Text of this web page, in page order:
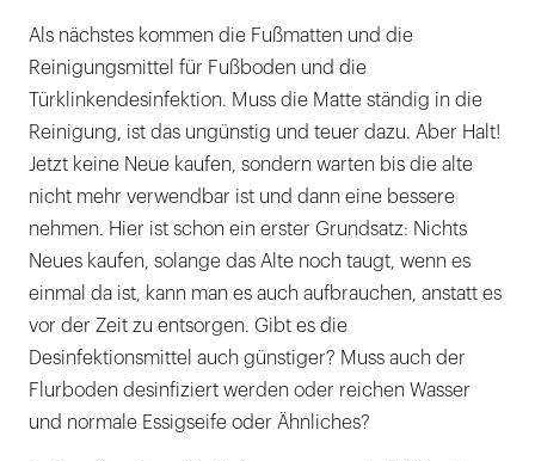
Als nächstes kommen die Fußmatten und die
Reinigungsmittel für Fußboden und die
Türklinkendesinfektion. Muss die Matte ständig in die
Reinigung, ist das ungünstig und teuer dazu. Aber Halt!
Jetzt keine Neue kaufen, sondern warten bis die alte
nicht mehr verwendbar ist und dann eine bessere
nehmen. Hier ist schon ein erster Grundsatz: Nichts
Neues kaufen, solange das Alte noch taugt, wenn es
einmal da ist, kann man es auch aufbrauchen, anstatt es
vor der Zeit zu entsorgen. Gibt es die
Desinfektionsmittel auch günstiger? Muss auch der
Flurboden desinfiziert werden oder reichen Wasser
und normale Essigseife oder Ähnliches?